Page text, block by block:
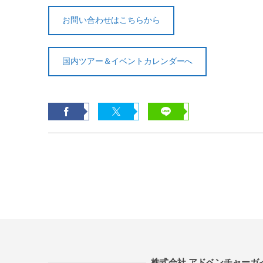
お問い合わせはこちらから
国内ツアー＆イベントカレンダーへ